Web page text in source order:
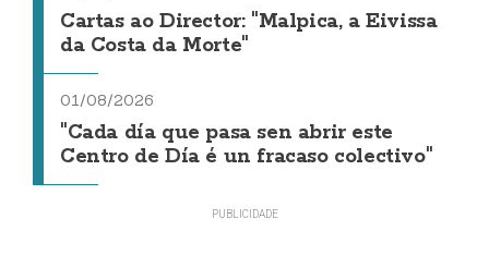
Cartas ao Director: "Malpica, a Eivissa
da Costa da Morte"
01/08/2026
"Cada día que pasa sen abrir este
Centro de Día é un fracaso colectivo"